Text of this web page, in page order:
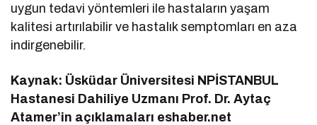
uygun tedavi yöntemleri ile hastaların yaşam
kalitesi artırılabilir ve hastalık semptomları en aza
indirgenebilir.
Kaynak: Üsküdar Üniversitesi NPİSTANBUL
Hastanesi Dahiliye Uzmanı Prof. Dr. Aytaç
Atamer’in açıklamaları eshaber.net